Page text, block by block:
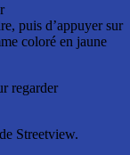
puis d’appuyer sur
coloré en jaune
regarder
Streetview.